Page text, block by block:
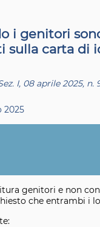
i genitori
sulla carta di
I, 08 aprile 2025, n.
2025
genitori e non
che entrambi i